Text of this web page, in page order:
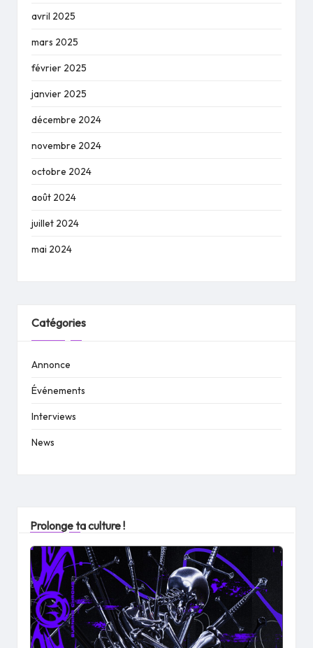
avril 2025
mars 2025
février 2025
janvier 2025
décembre 2024
novembre 2024
octobre 2024
août 2024
juillet 2024
mai 2024
Catégories
Annonce
Événements
Interviews
News
Prolonge ta culture !